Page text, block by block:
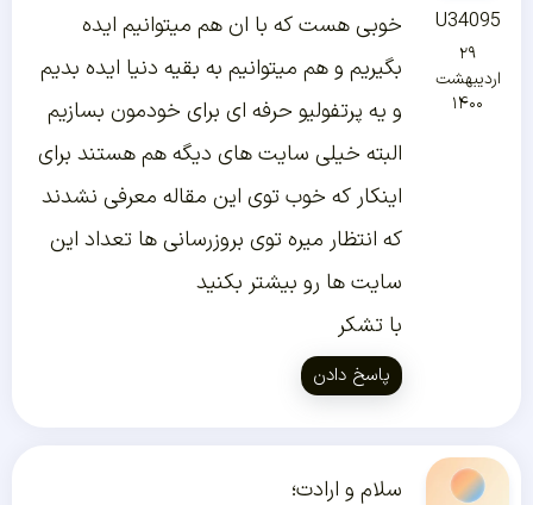
U34095
۲۹
اردیبهشت
۱۴۰۰
خوبی هست که با ان هم میتوانیم ایده
بگیریم و هم میتوانیم به بقیه دنیا ایده بدیم
و یه پرتفولیو حرفه ای برای خودمون بسازیم
البته خیلی سایت های دیگه هم هستند برای
اینکار که خوب توی این مقاله معرفی نشدند
که انتظار میره توی بروزرسانی ها تعداد این
سایت ها رو بیشتر بکنید
با تشکر
پاسخ دادن
سلام و ارادت؛